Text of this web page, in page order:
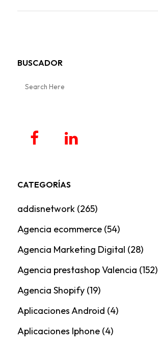
BUSCADOR
CATEGORÍAS
addisnetwork(265)
Agencia ecommerce(54)
Agencia Marketing Digital (28)
Agencia prestashop Valencia (152)
Agencia Shopify(19)
Aplicaciones Android (4)
Aplicaciones Iphone(4)